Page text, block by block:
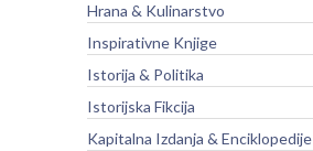
Hrana & Kulinarstvo
Inspirativne Knjige
Istorija & Politika
Istorijska Fikcija
Kapitalna Izdanja & Enciklopedije